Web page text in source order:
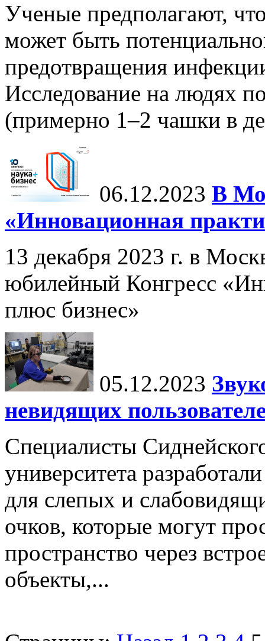
Ученые предполагают,
может быть
предотвращения
Исследование на людях
(примерно 1–2 чашки в
06.12.2023 В
«Инновационная
13 декабря 2023 г. в
юбилейный Конгресс
плюс бизнес»
05.12.2023
невидящих
Специалисты
университета
для слепых и
очков, которые могут
пространство через
объекты,...